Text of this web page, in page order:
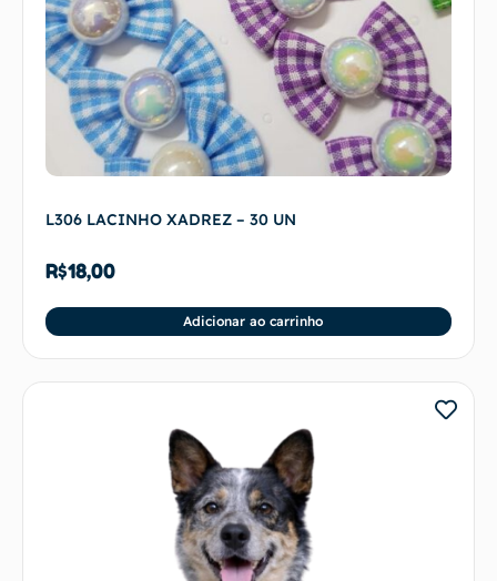
L306 LACINHO XADREZ – 30 UN
R$18,00
Adicionar ao carrinho